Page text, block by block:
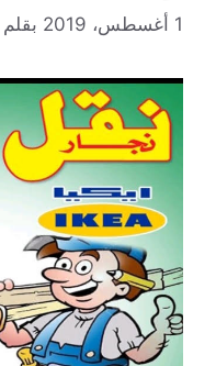
1 أغسطس، 2019 بقلم